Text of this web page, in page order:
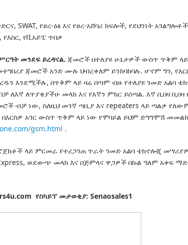
SWAT, የፀረ-ዕፅ እና የፀረ-አሸባሪ ክፍሎች, የደህንነት
የቪአይፒ ጥበቃ
መንደፍ ይረዳናል. ጃመሮች በተለያዩ ሁኔታዎች ውስጥ ጥቅም
ጃመሮች አንድ ሙሉ ህብረቀለም ይንከባከባሉ. ሆኖም ግን,
እንደሚችሉ, በጥቅም ላይ ዛሬ በጣም ብዙ የተለያዩ ገመድ አልባ
ለእኛ ለጥያቄያችሁ መላክ እና የእኛን ምክር ይሰጣል. እኛ ቢበዛ
ብቻ ነው, ስለዚህ መገኛ ጣቢያ እና repeaters ላይ ጣልቃ
በእርስዎ አገር ውስጥ ጥቅም ላይ ነው የሞባይል ይህም ድግግሞሽ
gsm.html .
ላይ ምርመራ የተረጋገጠ ጥራት ገመድ አልባ ቴክኖሎጂ
ወደውጭ መላክ እና በጅምላና ዋጋዎች በኩል ዓለም አቀፍ
የስካይፕ መታወቂያ: Senaosales1